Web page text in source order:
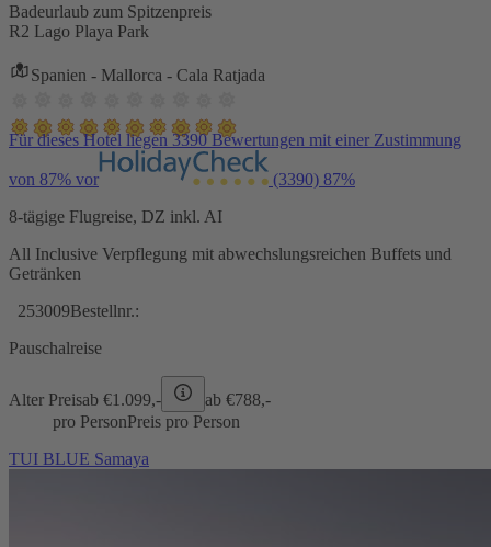
Badeurlaub zum Spitzenpreis
R2 Lago Playa Park
Spanien - Mallorca - Cala Ratjada
Für dieses Hotel liegen 3390 Bewertungen mit einer Zustimmung
von 87% vor (3390) 87%
8-tägige Flugreise, DZ inkl. AI
All Inclusive Verpflegung mit abwechslungsreichen Buffets und
Getränken
253009Bestellnr.:
Pauschalreise
Alter Preisab €1.099,- ab €788,-
pro PersonPreis pro Person
TUI BLUE Samaya